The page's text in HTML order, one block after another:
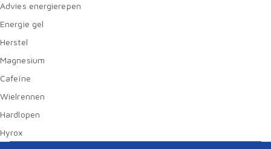
Advies energierepen
Energie gel
Herstel
Magnesium
Cafeïne
Wielrennen
Hardlopen
Hyrox